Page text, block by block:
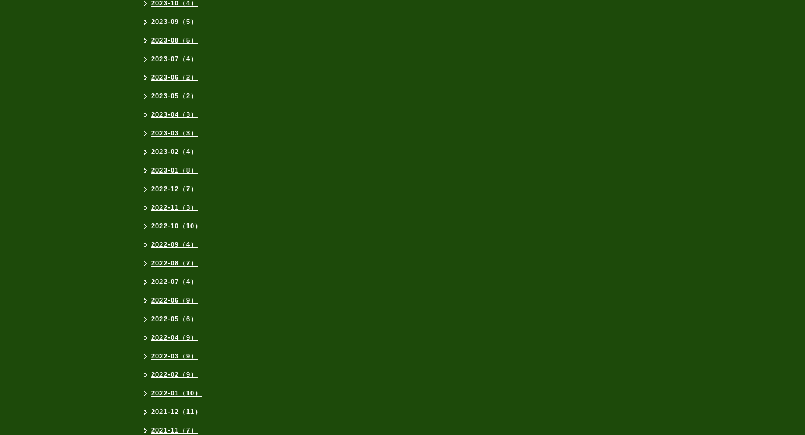
2023-10（4）
2023-09（5）
2023-08（5）
2023-07（4）
2023-06（2）
2023-05（2）
2023-04（3）
2023-03（3）
2023-02（4）
2023-01（8）
2022-12（7）
2022-11（3）
2022-10（10）
2022-09（4）
2022-08（7）
2022-07（4）
2022-06（9）
2022-05（6）
2022-04（9）
2022-03（9）
2022-02（9）
2022-01（10）
2021-12（11）
2021-11（7）